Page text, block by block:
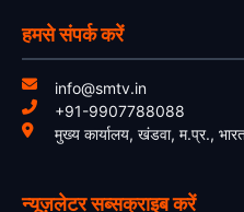
हमसे संपर्क करें
info@smtv.in
+91-9907788088
मुख्य कार्यालय, खंडवा, म.प्र.,
न्यूज़लेटर सब्सक्राइब करें